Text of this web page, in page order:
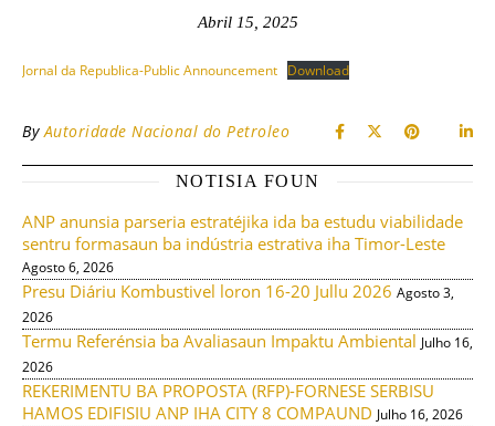
Abril 15, 2025
Jornal da Republica-Public Announcement Download
ByAutoridade Nacional do Petroleo
NOTISIA FOUN
ANP anunsia parseria estratéjika ida ba estudu viabilidade
sentru formasaun ba indústria estrativa iha Timor-Leste
Agosto 6, 2026
Presu Diáriu Kombustivel loron 16-20 Jullu 2026 Agosto 3,
2026
Termu Referénsia ba Avaliasaun Impaktu Ambiental Julho 16,
2026
REKERIMENTU BA PROPOSTA (RFP)-FORNESE SERBISU
HAMOS EDIFISIU ANP IHA CITY 8 COMPAUND Julho 16, 2026